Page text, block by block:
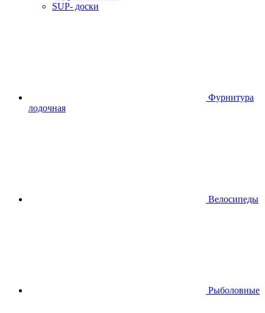
SUP- доски
Фурнитура
лодочная
Велосипеды
Рыболовные